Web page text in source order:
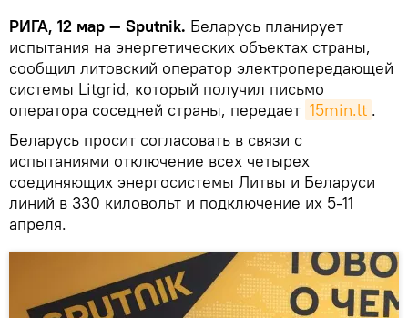
РИГА, 12 мар — Sputnik. Беларусь планирует
испытания на энергетических объектах страны,
сообщил литовский оператор электропередающей
системы Litgrid, который получил письмо
оператора соседней страны, передает 15min.lt .
Беларусь просит согласовать в связи с
испытаниями отключение всех четырех
соединяющих энергосистемы Литвы и Беларуси
линий в 330 киловольт и подключение их 5-11
апреля.